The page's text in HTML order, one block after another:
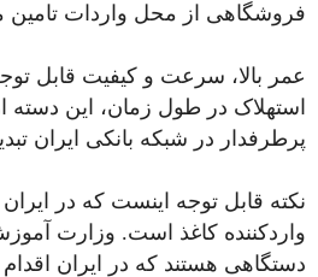
فروشگاهی از محل واردات
عمر بالا، سرعت و کیفیت قابل
استهلاک در طول زمان، این دسته
پرطرفدار در شبکه بانکی ایران
نکته قابل توجه اینست که در
واردکننده کاغذ است. وزارت
دستگاهی هستند که در ایران اقدام